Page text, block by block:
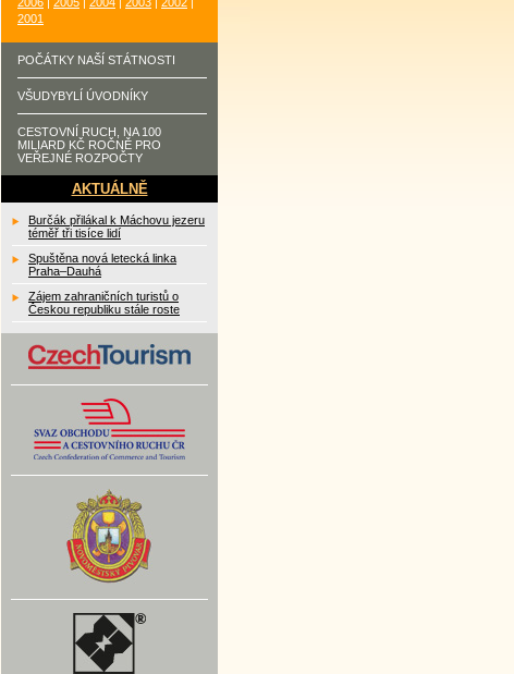
2006
2005 2004 2003 2002
2001
POČÁTKY NAŠÍ STÁTNOSTI
VŠUDYBYLÍ ÚVODNÍKY
CESTOVNÍ RUCH, NA 100
MILIARD KČ ROČNĚ PRO
VEŘEJNÉ ROZPOČTY
AKTUÁLNĚ
Burčák přilákal k Máchovu jezeru
téměř tři tisíce lidí
Spuštěna nová letecká linka
Praha–Dauhá
Zájem zahraničních turistů o
Českou republiku stále roste